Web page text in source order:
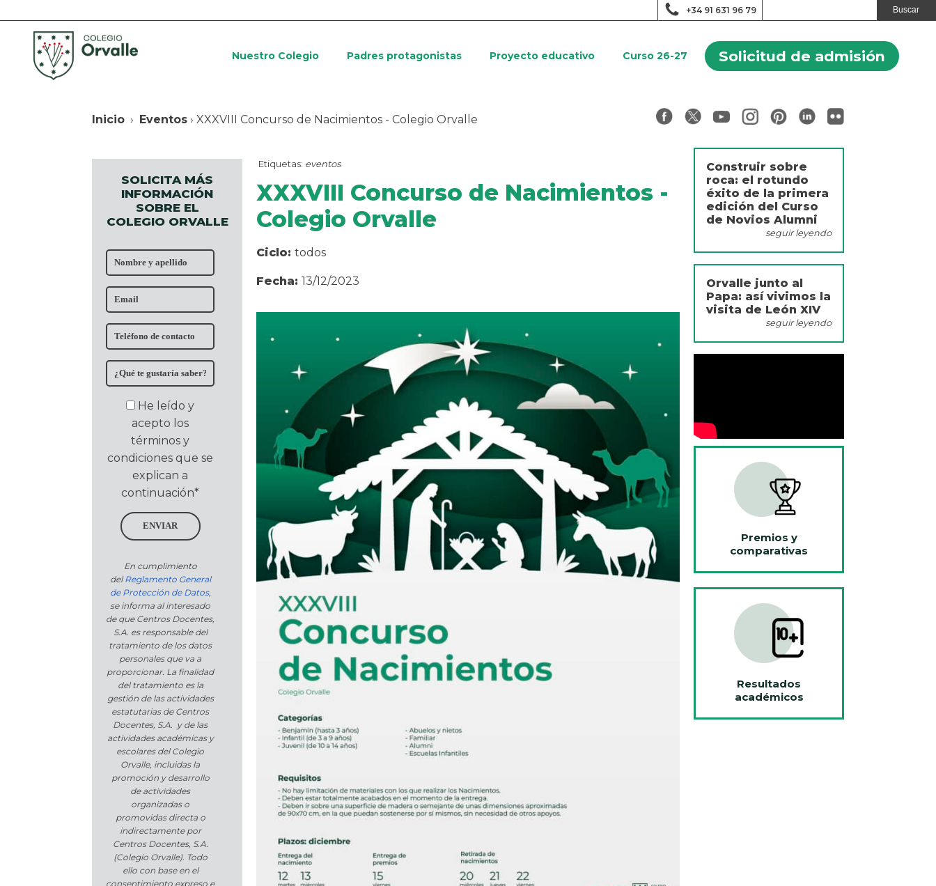
+34 91 631 96 79
Nuestro Colegio Padres protagonistas Proyecto educativo Curso 26-27 Solicitud de admisión
Inicio › Eventos › XXXVIII Concurso de Nacimientos - Colegio Orvalle
SOLICITA MÁS
INFORMACIÓN
SOBRE EL
COLEGIO ORVALLE
He leído y
acepto los
términos y
condiciones que se
explican a
continuación*
ENVIAR
En cumplimiento
delReglamento General
de Protección de Datos,
se informa al interesado
de que Centros Docentes,
S.A. es responsable del
tratamiento de los datos
personales que va a
proporcionar. La finalidad
del tratamiento es la
gestión de las actividades
estatutarias de Centros
Docentes, S.A. y de las
actividades académicas y
escolares del Colegio
Orvalle, incluidas la
promoción y desarrollo
de actividades
organizadas o
promovidas directa o
indirectamente por
Centros Docentes, S.A.
(Colegio Orvalle). Todo
ello con base en el
consentimiento expreso e
Etiquetas: eventos
XXXVIII Concurso de Nacimientos -
Colegio Orvalle
Ciclo: todos
Fecha: 13/12/2023
Construir sobre
roca: el rotundo
éxito de la primera
edición del Curso
de Novios Alumni
seguir leyendo
Orvalle junto al
Papa: así vivimos la
visita de León XIV
seguir leyendo
Premios y
comparativas
Resultados
académicos